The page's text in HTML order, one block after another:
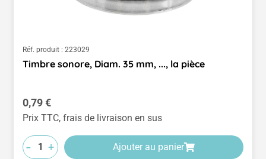
Réf. produit : 223029
Timbre sonore, Diam. 35 mm, ..., la pièce
Prix régulier :
0,79 €
Prix TTC, frais de livraison en sus
- + Ajouter au panier